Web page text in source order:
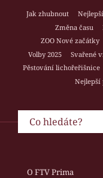
Jak zhubnout
Změna času
ZOO Nové začátky
Volby 2025
Svařené
Pěstování lichořeřišnice
Nejlepší
O FTV Prima